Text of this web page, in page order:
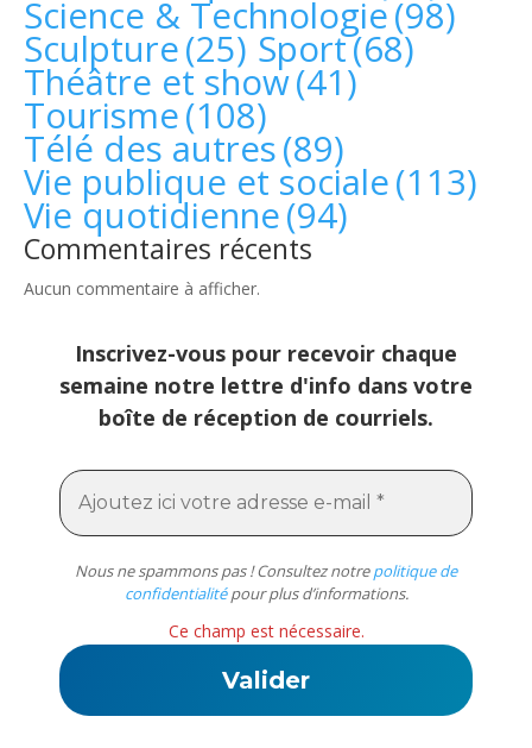
Science & Technologie(98)
Sculpture(25) Sport(68)
Théâtre et show(41)
Tourisme(108)
Télé des autres(89)
Vie publique et sociale(113)
Vie quotidienne(94)
Commentaires récents
Aucun commentaire à afficher.
Inscrivez-vous pour recevoir chaque
semaine notre lettre d'info dans votre
boîte de réception de courriels.
Nous ne spammons pas ! Consultez notrepolitique de
confidentialitépour plus d’informations.
Ce champ est nécessaire.